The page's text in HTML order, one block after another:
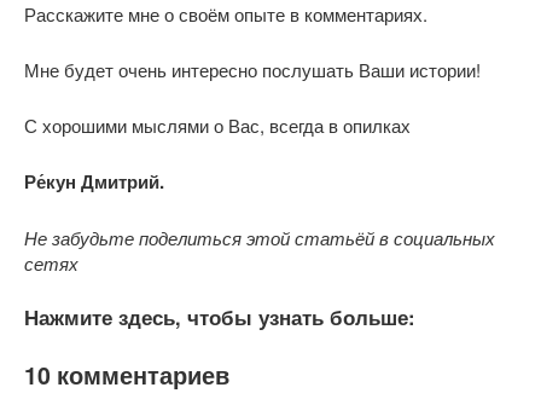
Расскажите мне о своём опыте в комментариях.
Мне будет очень интересно послушать Ваши истории!
С хорошими мыслями о Вас, всегда в опилках
Ре́кун Дмитрий.
Не забудьте поделиться этой статьёй в социальных
сетях
Нажмите здесь, чтобы узнать больше:
10 комментариев